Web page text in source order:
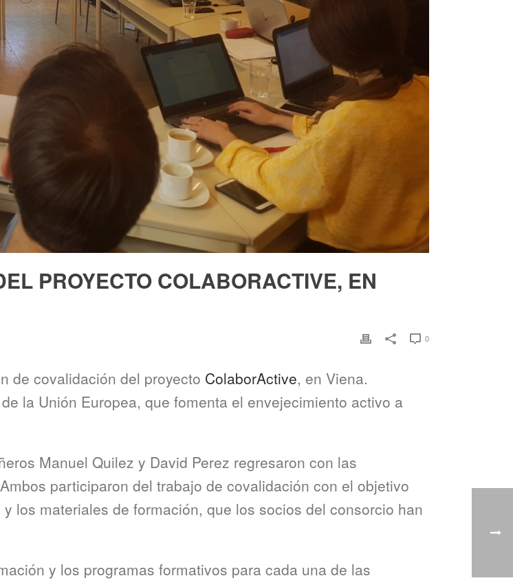
PROYECTO COLABORACTIVE, EN
0
de covalidación del proyecto ColaborActive, en Viena.
la Unión Europea, que fomenta el envejecimiento activo a
Manuel Quilez y David Perez regresaron con las
participaron del trabajo de covalidación con el objetivo
los materiales de formación, que los socios del consorcio han
y los programas formativos para cada una de las